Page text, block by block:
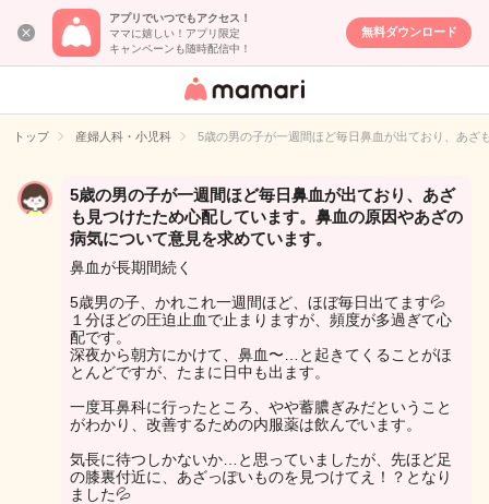
アプリでいつでもアクセス！
ママに嬉しい！アプリ限定
キャンペーンも随時配信中！
無料ダウンロード
女性専用匿名QA
イト
トップ 産婦人科・小児科 5歳の男の子が一週間ほど毎日鼻血が出ており、あざ
5歳の男の子が一週間ほど毎日鼻血が出ており、あざ
も見つけたため心配しています。鼻血の原因やあざの
病気について意見を求めています。
鼻血が長期間続く
5歳男の子、かれこれ一週間ほど、ほぼ毎日出てます💦
１分ほどの圧迫止血で止まりますが、頻度が多過ぎて心
配です。
深夜から朝方にかけて、鼻血〜…と起きてくることがほ
とんどですが、たまに日中も出ます。
一度耳鼻科に行ったところ、やや蓄膿ぎみだということ
がわかり、改善するための内服薬は飲んでいます。
気長に待つしかないか…と思っていましたが、先ほど足
の膝裏付近に、あざっぽいものを見つけてえ！？となり
ました💦